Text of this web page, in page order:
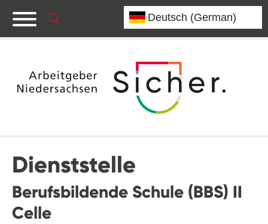
Dienststelle
Berufsbildende Schule (BBS) II
Celle